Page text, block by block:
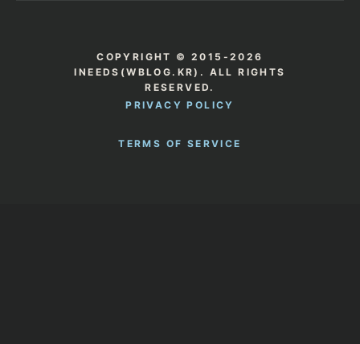
COPYRIGHT © 2015-2026
INEEDS(WBLOG.KR). ALL RIGHTS
RESERVED.
PRIVACY POLICY
TERMS OF SERVICE